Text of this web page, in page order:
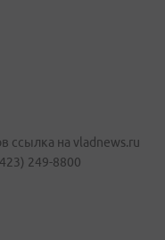
ссылка на vladnews.ru
249-8800